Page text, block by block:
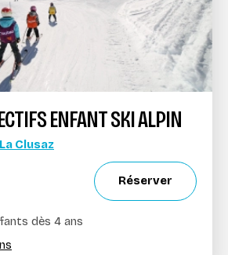
ENFANT SKI ALPIN
Clusaz
Réserver
dès 4 ans